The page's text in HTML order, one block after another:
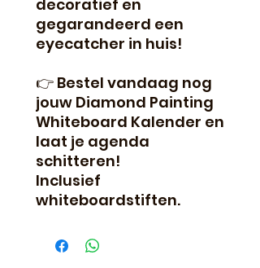
decoratief en
gegarandeerd een
eyecatcher in huis!
👉 Bestel vandaag nog
jouw Diamond Painting
Whiteboard Kalender en
laat je agenda
schitteren!
Inclusief
whiteboardstiften.